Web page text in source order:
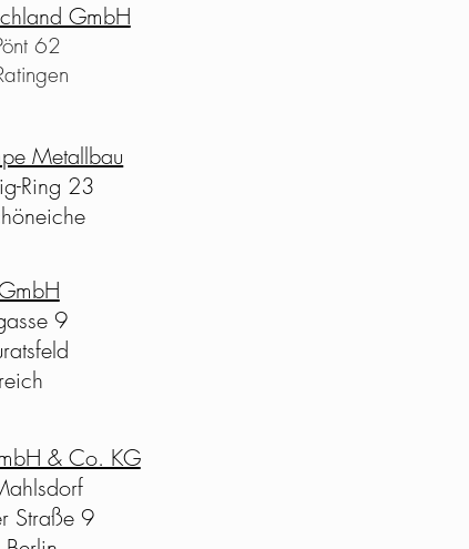
GmbH
62
Metallbau
Ring 23
9
& Co. KG
Straße 9